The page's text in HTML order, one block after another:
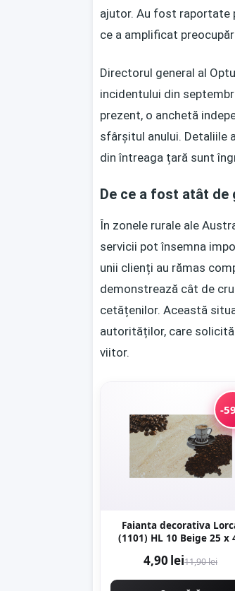
ajutor. Au fost raportate
ce a amplificat
Directorul general al
incidentului din
prezent, o anchetă
sfârșitul anului. Detaliile
din întreaga țară sunt
De ce a fost atât de
În zonele rurale ale
servicii pot însemna
unii clienți au rămas
demonstrează cât de
cetățenilor. Această
autorităților, care
viitor.
-
Faianta decorativa
(1101) HL 10
4,90 lei11,90 lei